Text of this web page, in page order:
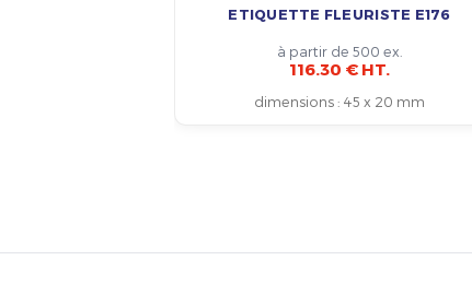
ETIQUETTE FLEURISTE E176
à partir de 500 ex.
116.30 € HT.
dimensions : 45 x 20 mm